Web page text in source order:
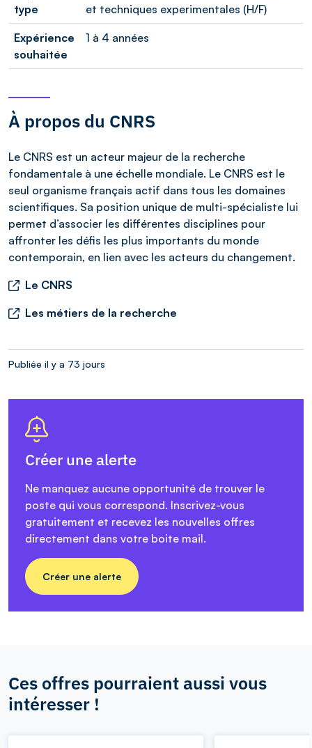
type
et techniques experimentales (H/F)
Expérience
souhaitée
1 à 4 années
À propos du CNRS
Le CNRS est un acteur majeur de la recherche
fondamentale à une échelle mondiale. Le CNRS est le
seul organisme français actif dans tous les domaines
scientifiques. Sa position unique de multi-spécialiste lui
permet d’associer les différentes disciplines pour
affronter les défis les plus importants du monde
contemporain, en lien avec les acteurs du changement.
Le CNRS
Les métiers de la recherche
Publiée il y a 73 jours
Créer une alerte
Ne manquez aucune opportunité de trouver le
poste qui vous correspond. Inscrivez-vous
gratuitement et recevez les nouvelles offres
directement dans votre boite mail.
Créer une alerte
Ces offres pourraient aussi vous
intéresser !